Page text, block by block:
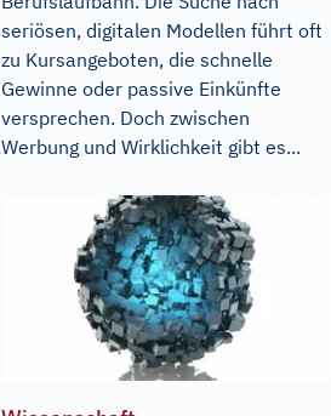
seriösen, digitalen Modellen führt oft
zu Kursangeboten, die schnelle
Gewinne oder passive Einkünfte
versprechen. Doch zwischen
Werbung und Wirklichkeit gibt es...